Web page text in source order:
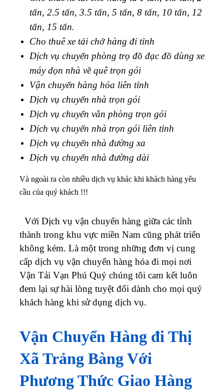
tấn, 2.5 tấn, 3.5 tấn, 5 tấn, 8 tấn, 10 tấn, 12
tấn, 15 tấn.
Cho thuê xe tải chở hàng đi tỉnh
Dịch vụ chuyển phòng trọ đồ đạc đồ dùng xe
máy dọn nhà về quê trọn gói
Vận chuyển hàng hóa liên tỉnh
Dịch vụ chuyển nhà trọn gói
Dịch vụ chuyển văn phòng trọn gói
Dịch vụ chuyển nhà trọn gói liên tỉnh
Dịch vụ chuyển nhà đường xa
Dịch vụ chuyển nhà đường dài
Và ngoài ra còn nhiều dịch vụ khác khi khách hàng yêu
cầu của quý khách !!!
Với Dịch vụ vận chuyển hàng giữa các tỉnh
thành trong khu vực miền Nam cũng phát triển
không kém. Là một trong những đơn vị cung
cấp dịch vụ vận chuyển hàng hóa đi mọi nơi
Vận Tải Vạn Phú Quý chúng tôi cam kết luôn
đem lại sự hài lòng tuyệt đối dành cho mọi quý
khách hàng khi sử dụng dịch vụ.
Vận Chuyển Hàng đi Thị
Xã Trảng Bàng Với
Phương Thức Giao Hàng